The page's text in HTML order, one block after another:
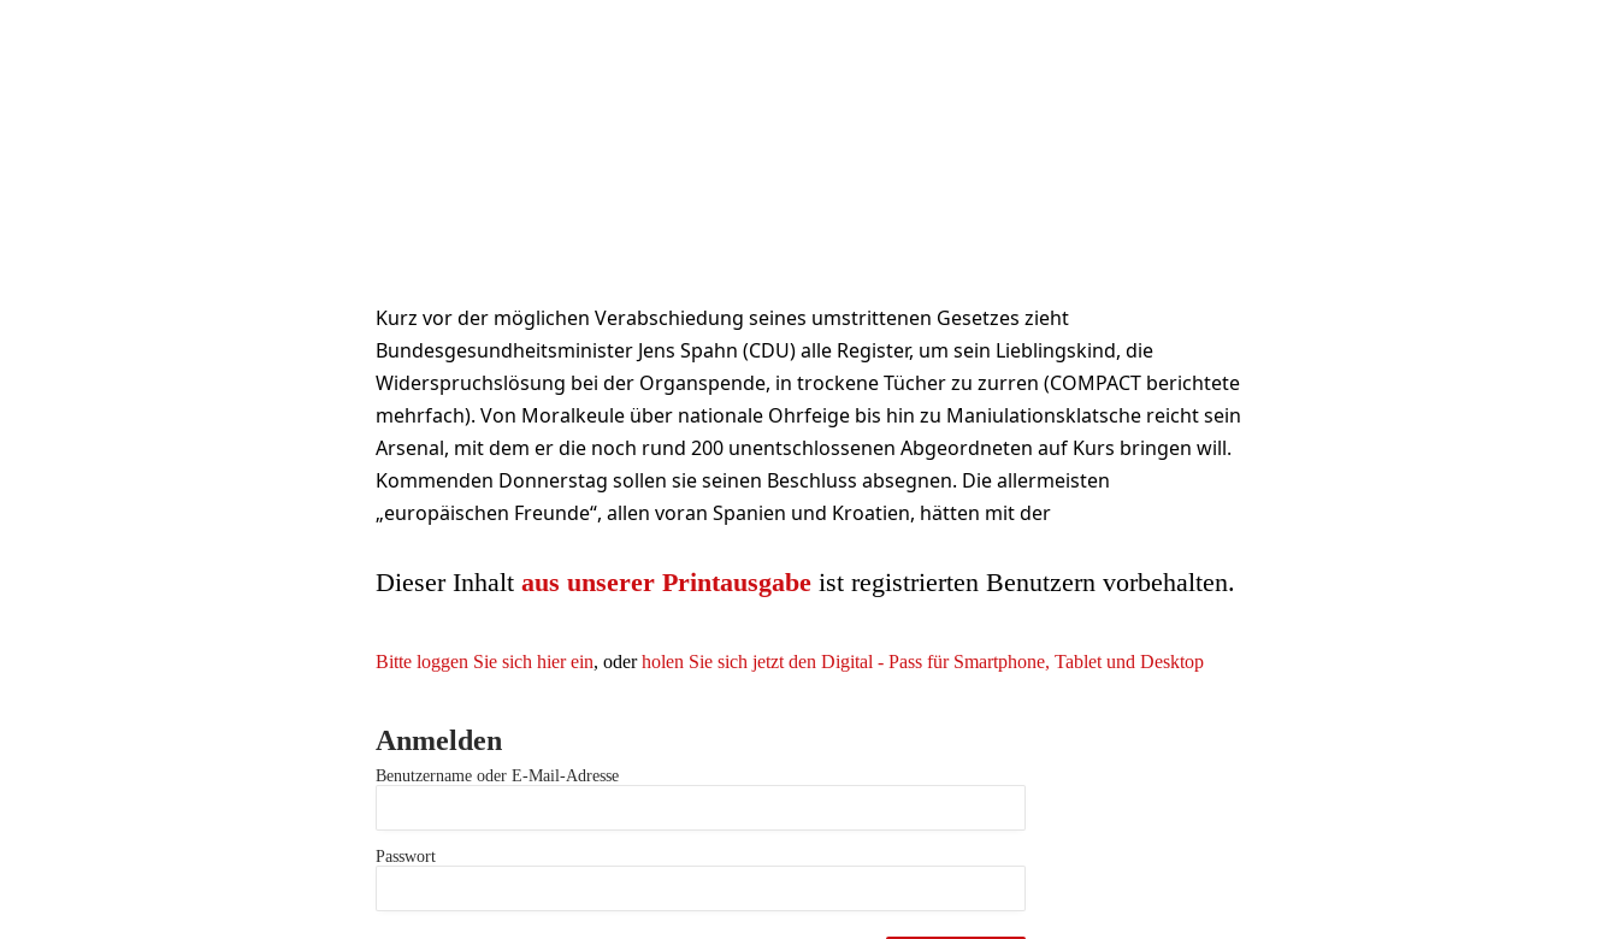
Kurz vor der möglichen Verabschiedung seines umstrittenen Gesetzes zieht
Bundesgesundheitsminister Jens Spahn (CDU) alle Register, um sein Lieblingskind, die
Widerspruchslösung bei der Organspende, in trockene Tücher zu zurren (COMPACT berichtete
mehrfach). Von Moralkeule über nationale Ohrfeige bis hin zu Maniulationsklatsche reicht sein
Arsenal, mit dem er die noch rund 200 unentschlossenen Abgeordneten auf Kurs bringen will.
Kommenden Donnerstag sollen sie seinen Beschluss absegnen. Die allermeisten
„europäischen Freunde“, allen voran Spanien und Kroatien, hätten mit der
Dieser Inhalt aus unserer Printausgabe ist registrierten Benutzern vorbehalten.
Bitte loggen Sie sich hier ein, oderholen Sie sich jetzt den Digital - Pass für Smartphone, Tablet und Desktop
Anmelden
Benutzername oder E-Mail-Adresse
Passwort